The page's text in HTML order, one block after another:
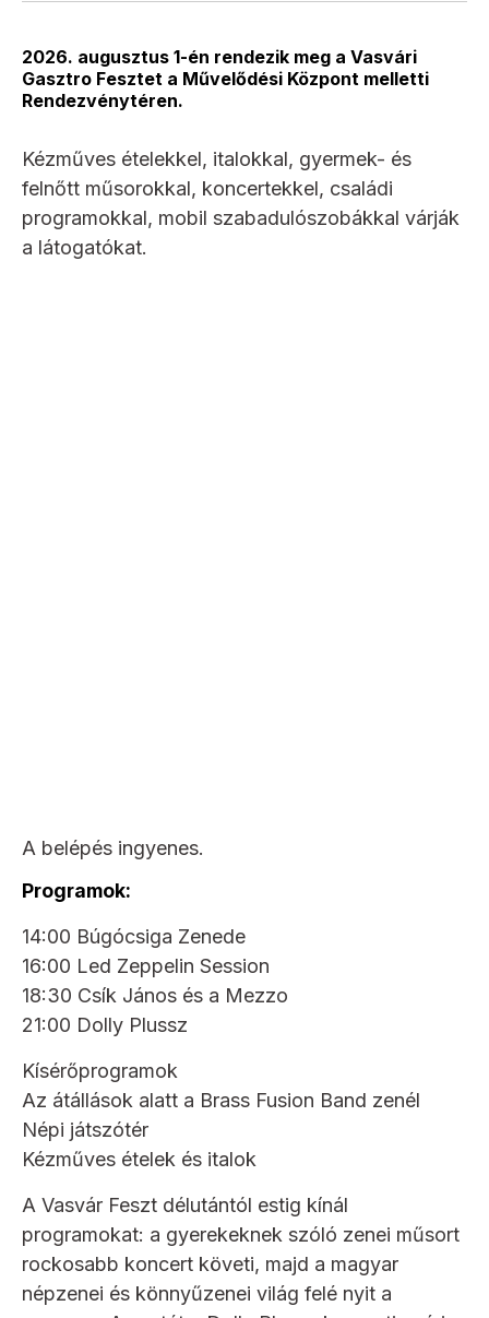
2026. augusztus 1-én rendezik meg a Vasvári
Gasztro Fesztet a Művelődési Központ melletti
Rendezvénytéren.
Kézműves ételekkel, italokkal, gyermek- és
felnőtt műsorokkal, koncertekkel, családi
programokkal, mobil szabadulószobákkal várják
a látogatókat.
A belépés ingyenes.
Programok:
14:00 Búgócsiga Zenede
16:00 Led Zeppelin Session
18:30 Csík János és a Mezzo
21:00 Dolly Plussz
Kísérőprogramok
Az átállások alatt a Brass Fusion Band zenél
Népi játszótér
Kézműves ételek és italok
A Vasvár Feszt délutántól estig kínál
programokat: a gyerekeknek szóló zenei műsort
rockosabb koncert követi, majd a magyar
népzenei és könnyűzenei világ felé nyit a